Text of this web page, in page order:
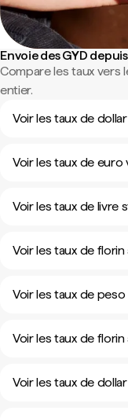
Envoie des GYD
Compare les taux vers
entier.
Voir les taux de
Voir les taux de euro
Voir les taux de livre
Voir les taux de
Voir les taux de
Voir les taux de
Voir les taux de